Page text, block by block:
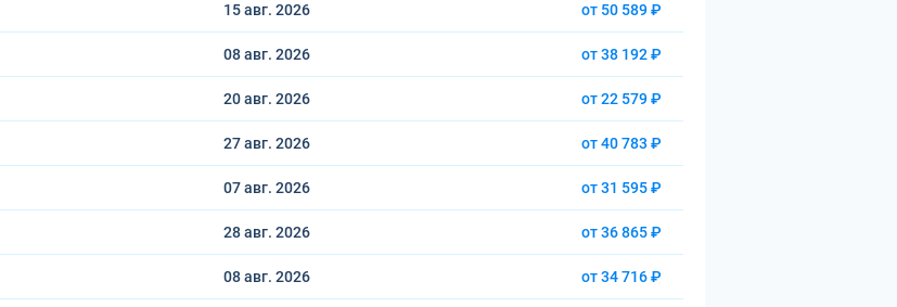
15 авг. 2026 от 50 589 ₽
08 авг. 2026 от 38 192 ₽
20 авг. 2026 от 22 579 ₽
27 авг. 2026 от 40 783 ₽
07 авг. 2026 от 31 595 ₽
28 авг. 2026 от 36 865 ₽
08 авг. 2026 от 34 716 ₽